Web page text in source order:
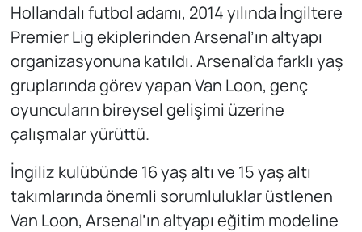
Hollandalı futbol adamı, 2014 yılında İngiltere
Premier Lig ekiplerinden Arsenal’ın altyapı
organizasyonuna katıldı. Arsenal’da farklı yaş
gruplarında görev yapan Van Loon, genç
oyuncuların bireysel gelişimi üzerine
çalışmalar yürüttü.
İngiliz kulübünde 16 yaş altı ve 15 yaş altı
takımlarında önemli sorumluluklar üstlenen
Van Loon, Arsenal’ın altyapı eğitim modeline